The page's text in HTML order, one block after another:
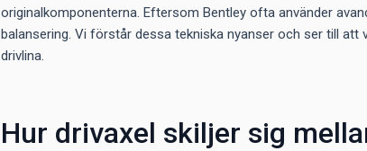
originalkomponenterna. Eftersom Bentley ofta använder
balansering. Vi förstår dessa tekniska nyanser och ser till
drivlina.
Hur drivaxel skiljer sig